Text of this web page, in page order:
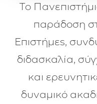
Το
παράδοση
Επιστήμες,
διδασκαλία,
και
δυναμικό